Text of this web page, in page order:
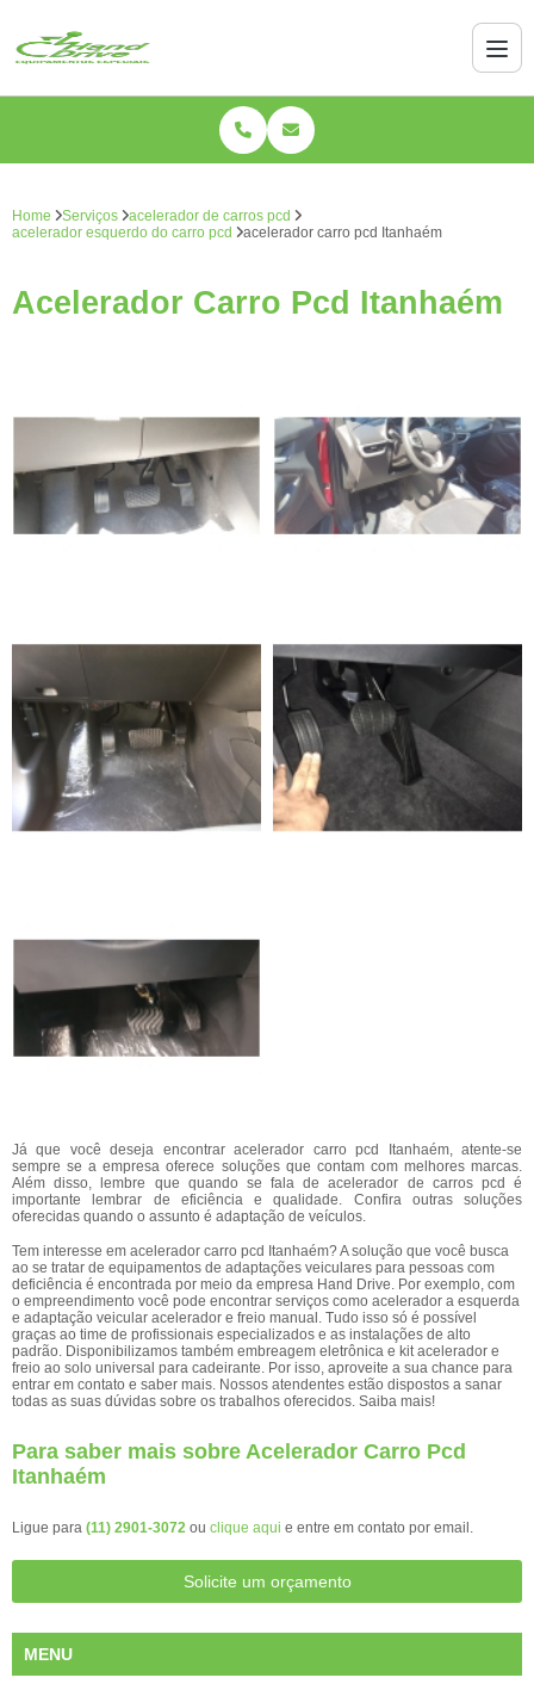
Home Serviços
acelerador de carros pcd
acelerador esquerdo do carro pcd
acelerador carro pcd Itanhaém
Acelerador Carro Pcd Itanhaém
Já que você deseja encontrar acelerador carro pcd Itanhaém, atente-se
sempre se a empresa oferece soluções que contam com melhores marcas.
Além disso, lembre que quando se fala de acelerador de carros pcd é
importante lembrar de eficiência e qualidade. Confira outras soluções
oferecidas quando o assunto é adaptação de veículos.
Tem interesse em acelerador carro pcd Itanhaém? A solução que você busca
ao se tratar de equipamentos de adaptações veiculares para pessoas com
deficiência é encontrada por meio da empresa Hand Drive. Por exemplo, com
o empreendimento você pode encontrar serviços como acelerador a esquerda
e adaptação veicular acelerador e freio manual. Tudo isso só é possível
graças ao time de profissionais especializados e as instalações de alto
padrão. Disponibilizamos também embreagem eletrônica e kit acelerador e
freio ao solo universal para cadeirante. Por isso, aproveite a sua chance para
entrar em contato e saber mais. Nossos atendentes estão dispostos a sanar
todas as suas dúvidas sobre os trabalhos oferecidos. Saiba mais!
Para saber mais sobre Acelerador Carro Pcd
Itanhaém
Ligue para (11) 2901-3072 ou clique aqui e entre em contato por email.
Solicite um orçamento
MENU